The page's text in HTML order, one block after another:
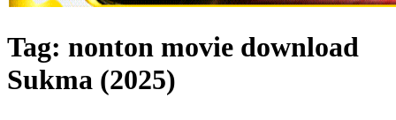
Tag: nonton movie download
Sukma (2025)